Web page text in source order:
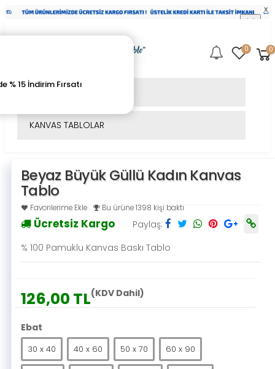
x
Menü
15 İndirim Fırsatı
0 0
KANVAS TABLOLAR
Beyaz Büyük Güllü Kadın Kanvas
Tablo
Favorilerime Ekle Bu ürüne 1398 kişi baktı
Ücretsiz Kargo
Paylaş:
% 100 Pamuklu Kanvas Baskı Tablo
126,00 TL(KDV Dahil)
Ebat
30 x 40 40 x 60 50 x 70 60 x 90